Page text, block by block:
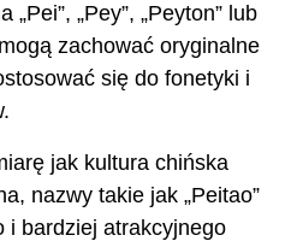
„Pey”, „Peyton” lub
zachować oryginalne
się do fonetyki i
jak kultura chińska
nazwy takie jak „Peitao”
i bardziej atrakcyjnego